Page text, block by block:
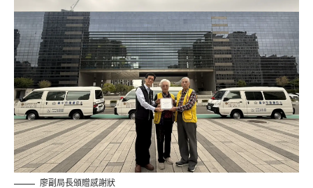
廖副局長頒贈感謝狀